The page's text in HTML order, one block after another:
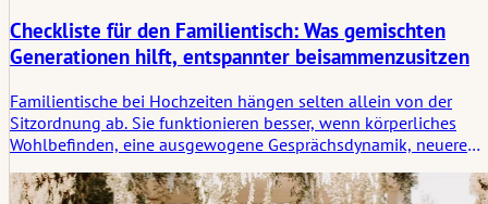
Checkliste für den Familientisch: Was gemischten
Generationen hilft, entspannter beisammenzusitzen
Familientische bei Hochzeiten hängen selten allein von der
Sitzordnung ab. Sie funktionieren besser, wenn körperliches
Wohlbefinden, eine ausgewogene Gesprächsdynamik, neuere
des Abendessens berücksichtigt werden.